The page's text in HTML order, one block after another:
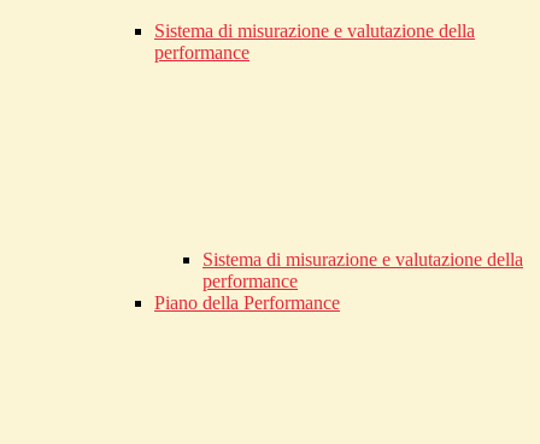
Sistema di misurazione e valutazione della
performance
Sistema di misurazione e valutazione della
performance
Piano della Performance